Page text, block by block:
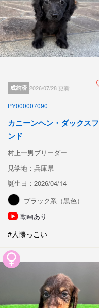
成約済 2026/07/28 更新
PY000007090
カニーンヘン・ダックスフ
ンド
村上一男ブリーダー
見学地：兵庫県
誕生日：2026/04/14
ブラック系（黒色）
動画あり
#人懐っこい